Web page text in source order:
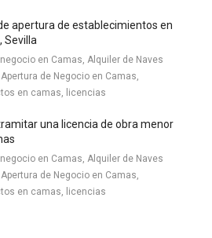
apertura de establecimientos en
Sevilla
en Camas, Alquiler de Naves
de Negocio en Camas,
en camas, licencias
una licencia de obra menor
en Camas, Alquiler de Naves
de Negocio en Camas,
en camas, licencias